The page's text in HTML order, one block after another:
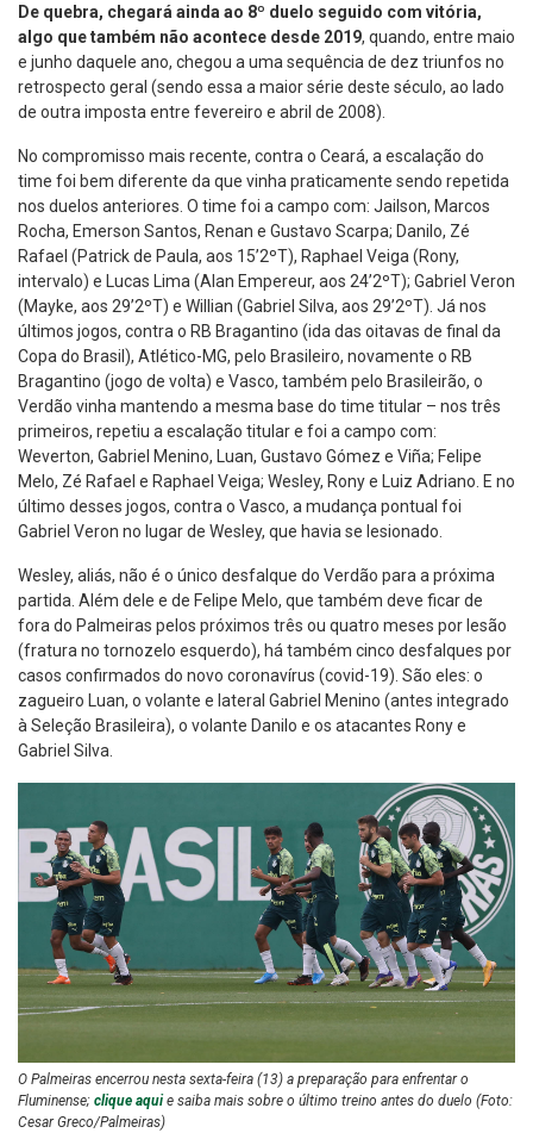
De quebra, chegará ainda ao 8º duelo seguido com vitória,
algo que também não acontece desde 2019, quando, entre maio
e junho daquele ano, chegou a uma sequência de dez triunfos no
retrospecto geral (sendo essa a maior série deste século, ao lado
de outra imposta entre fevereiro e abril de 2008).
No compromisso mais recente, contra o Ceará, a escalação do
time foi bem diferente da que vinha praticamente sendo repetida
nos duelos anteriores. O time foi a campo com: Jailson, Marcos
Rocha, Emerson Santos, Renan e Gustavo Scarpa; Danilo, Zé
Rafael (Patrick de Paula, aos 15’2ºT), Raphael Veiga (Rony,
intervalo) e Lucas Lima (Alan Empereur, aos 24’2ºT); Gabriel Veron
(Mayke, aos 29’2ºT) e Willian (Gabriel Silva, aos 29’2ºT). Já nos
últimos jogos, contra o RB Bragantino (ida das oitavas de final da
Copa do Brasil), Atlético-MG, pelo Brasileiro, novamente o RB
Bragantino (jogo de volta) e Vasco, também pelo Brasileirão, o
Verdão vinha mantendo a mesma base do time titular – nos três
primeiros, repetiu a escalação titular e foi a campo com:
Weverton, Gabriel Menino, Luan, Gustavo Gómez e Viña; Felipe
Melo, Zé Rafael e Raphael Veiga; Wesley, Rony e Luiz Adriano. E no
último desses jogos, contra o Vasco, a mudança pontual foi
Gabriel Veron no lugar de Wesley, que havia se lesionado.
Wesley, aliás, não é o único desfalque do Verdão para a próxima
partida. Além dele e de Felipe Melo, que também deve ficar de
fora do Palmeiras pelos próximos três ou quatro meses por lesão
(fratura no tornozelo esquerdo), há também cinco desfalques por
casos confirmados do novo coronavírus (covid-19). São eles: o
zagueiro Luan, o volante e lateral Gabriel Menino (antes integrado
à Seleção Brasileira), o volante Danilo e os atacantes Rony e
Gabriel Silva.
O Palmeiras encerrou nesta sexta-feira (13) a preparação para enfrentar o
Fluminense; clique aqui e saiba mais sobre o último treino antes do duelo (Foto:
Cesar Greco/Palmeiras)